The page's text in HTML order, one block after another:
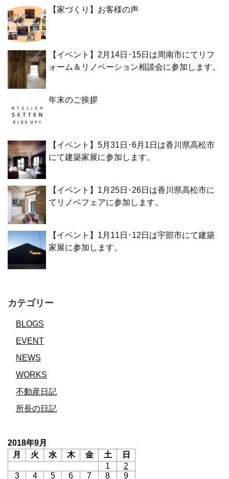
【家づくり】お客様の声
【イベント】2月14日･15日は周南市にてリフ
ォーム＆リノベーション相談会に参加します。
年末のご挨拶
【イベント】5月31日･6月1日は香川県高松市
にて建築家展に参加します。
【イベント】1月25日･26日は香川県高松市に
てリノベフェアに参加します。
【イベント】1月11日･12日は宇部市にて建築
家展に参加します。
カテゴリー
BLOGS
EVENT
NEWS
WORKS
不動産日記
所長の日記
2018年9月
月
火 水 木 金 土
日
1
2
3
4 5 6 7 8 9